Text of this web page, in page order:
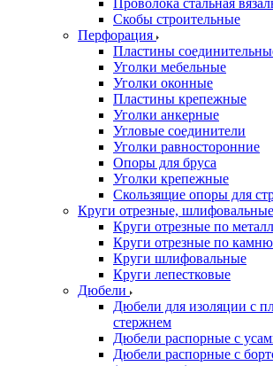
Проволока стальная
Скобы строительные
Перфорация
Пластины
Уголки мебельные
Уголки оконные
Пластины крепежные
Уголки анкерные
Угловые соединители
Уголки равносторонние
Опоры для бруса
Уголки крепежные
Скользящие опоры для
Круги отрезные,
Круги отрезные по
Круги отрезные по камню
Круги шлифовальные
Круги лепестковые
Дюбели
Дюбели для изоляции с
стержнем
Дюбели распорные с
Дюбели распорные c